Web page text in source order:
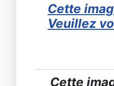
Cette
Veuillez
Cette